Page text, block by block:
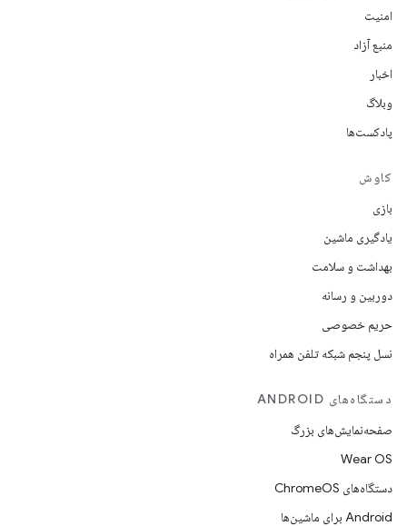
امنیت
منبع آزاد
اخبار
وبلاگ
پادکست‌ها
کاوش
بازی
یادگیری ماشین
بهداشت و سلامت
دوربین و رسانه
حریم خصوصی
نسل پنجم شبکه تلفن همراه
دستگاه‌های ANDROID
صفحه‌نمایش‌های بزرگ
Wear OS
دستگاه‌های ChromeOS
Android برای ماشین‌ها